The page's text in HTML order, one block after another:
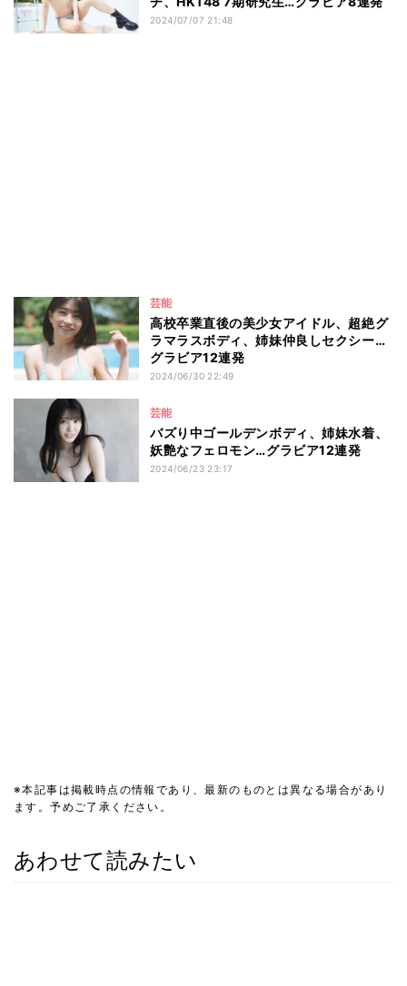
2024/07/07 21:48
芸能
高校卒業直後の美少女アイドル、超絶グ
ラマラスボディ、姉妹仲良しセクシー…
グラビア12連発
2024/06/30 22:49
芸能
バズり中ゴールデンボディ、姉妹水着、
妖艶なフェロモン…グラビア12連発
2024/06/23 23:17
※本記事は掲載時点の情報であり、最新のものとは異なる場合があり
ます。予めご了承ください。
あわせて読みたい